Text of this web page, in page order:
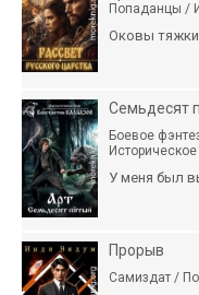
Попаданцы /
Оковы
Семьдесят
Боевое
У меня был
Прорыв
Самиздат /